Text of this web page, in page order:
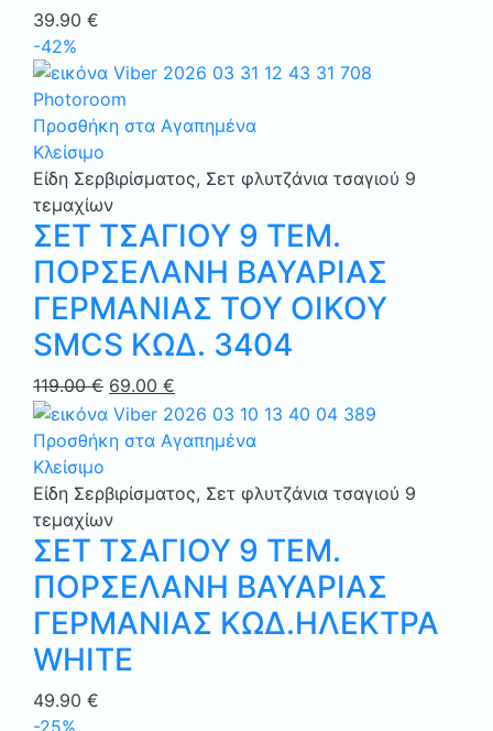
39.90 €
-42%
Προσθήκη στα Αγαπημένα
Κλείσιμο
Είδη Σερβιρίσματος, Σετ φλυτζάνια τσαγιού 9
τεμαχίων
ΣΕΤ ΤΣΑΓΙΟΥ 9 ΤΕΜ.
ΠΟΡΣΕΛΑΝΗ ΒΑΥΑΡΙΑΣ
ΓΕΡΜΑΝΙΑΣ ΤΟΥ ΟΙΚΟΥ
SMCS ΚΩΔ. 3404
119.00€ Original
price
was:
69.00 €
τρέχουσα
τιμή
69.00 €.
Προσθήκη στα Αγαπημένα
Κλείσιμο
Είδη Σερβιρίσματος, Σετ φλυτζάνια τσαγιού 9
τεμαχίων
ΣΕΤ ΤΣΑΓΙΟΥ 9 ΤΕΜ.
ΠΟΡΣΕΛΑΝΗ ΒΑΥΑΡΙΑΣ
ΓΕΡΜΑΝΙΑΣ ΚΩΔ.ΗΛΕΚΤΡΑ
WHITE
49.90 €
-25%